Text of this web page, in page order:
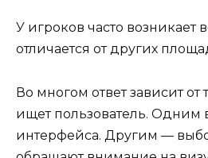
У игроков часто возникает
отличается от других
Во многом ответ зависит от
ищет пользователь. Одним
интерфейса. Другим —